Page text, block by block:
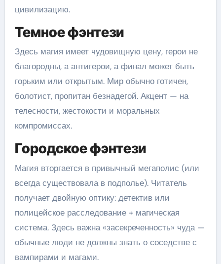
цивилизацию.
Темное фэнтези
Здесь магия имеет чудовищную цену, герои не
благородны, а антигерои, а финал может быть
горьким или открытым. Мир обычно готичен,
болотист, пропитан безнадегой. Акцент — на
телесности, жестокости и моральных
компромиссах.
Городское фэнтези
Магия вторгается в привычный мегаполис (или
всегда существовала в подполье). Читатель
получает двойную оптику: детектив или
полицейское расследование + магическая
система. Здесь важна «засекреченность» чуда —
обычные люди не должны знать о соседстве с
вампирами и магами.